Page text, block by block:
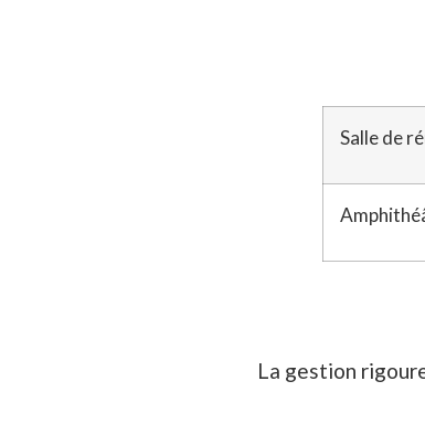
Salle de
La gestion